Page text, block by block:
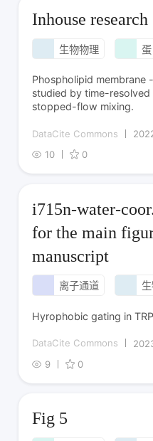
Inhouse research
生物物理
Phospholipid membrane
studied by time-
stopped-flow mixing.
DataCite Commons
10
0
i715n-water-
for the main
manuscript
离子通道
Hyrophobic gating in
DataCite Commons
9
0
Fig 5